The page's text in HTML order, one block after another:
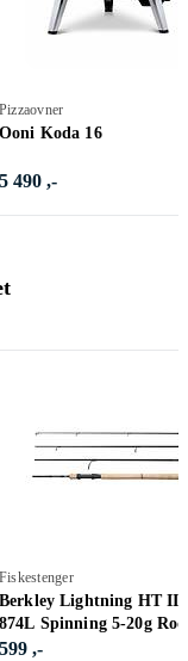
Pizzaovner
Ooni Koda 16
5 490 ,-
Fiskestenger
Berkley Lightning HT II
874L Spinning 5-20g Rod
599 ,-